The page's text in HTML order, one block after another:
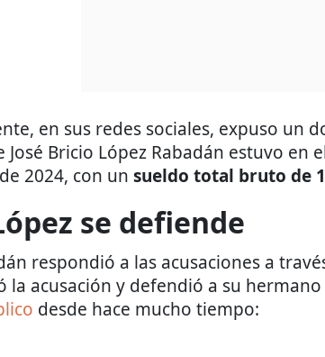
en sus redes sociales, expuso un
José Bricio López Rabadán estuvo en
2024, con un sueldo total bruto de
se defiende
respondió a las acusaciones a
la acusación y defendió a su
desde hace mucho tiempo: